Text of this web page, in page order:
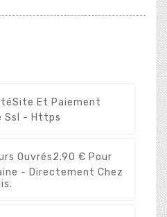
Site Et Paiement
Ssl - Https
Ouvrés2.90 € Pour
- Directement Chez